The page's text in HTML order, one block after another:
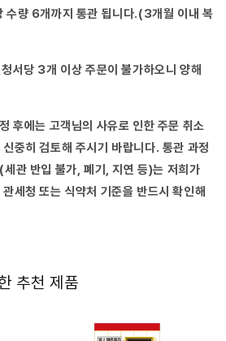
수량 6개까지 통관 됩니다.(3개월 이내 복
서당 3개 이상 주문이 불가하오니 양해
후에는 고객님의 사유로 인한 주문 취소
중히 검토해 주시기 바랍니다. 통관 과정
관 반입 불가, 폐기, 지연 등)는 저희가
세청 또는 식약처 기준을 반드시 확인해
추천 제품